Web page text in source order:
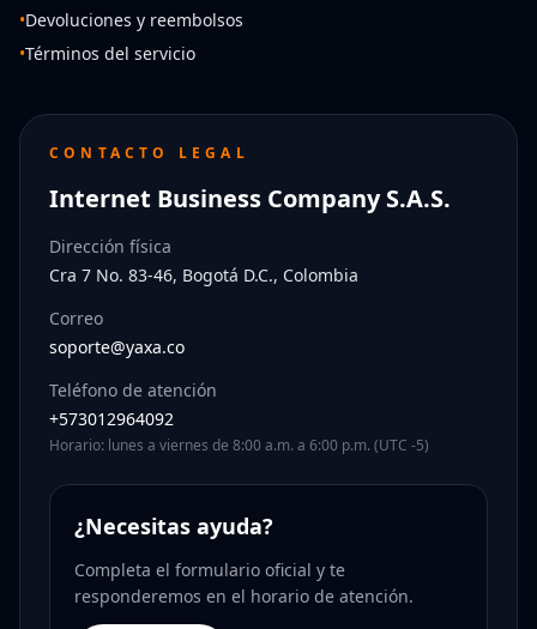
•Devoluciones y reembolsos
•Términos del servicio
CONTACTO LEGAL
Internet Business Company S.A.S.
Dirección física
Cra 7 No. 83-46, Bogotá D.C., Colombia
Correo
soporte@yaxa.co
Teléfono de atención
+573012964092
Horario: lunes a viernes de 8:00 a.m. a 6:00 p.m. (UTC -5)
¿Necesitas ayuda?
Completa el formulario oficial y te
responderemos en el horario de atención.